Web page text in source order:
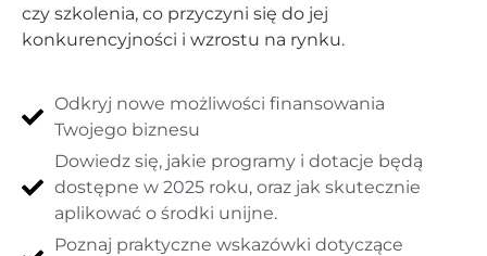
czy szkolenia, co przyczyni się do jej
konkurencyjności i wzrostu na rynku.
Odkryj nowe możliwości finansowania
Twojego biznesu
Dowiedz się, jakie programy i dotacje będą
dostępne w 2025 roku, oraz jak skutecznie
aplikować o środki unijne.
Poznaj praktyczne wskazówki dotyczące